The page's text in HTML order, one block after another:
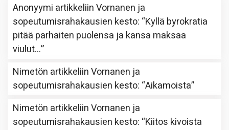
Anonyymi artikkeliinVornanen ja
sopeutumisrahakausien kesto: “Kyllä byrokratia
pitää parhaiten puolensa ja kansa maksaa
viulut…”
Nimetön artikkeliinVornanen ja
sopeutumisrahakausien kesto: “Aikamoista”
Nimetön artikkeliinVornanen ja
sopeutumisrahakausien kesto: “Kiitos kivoista